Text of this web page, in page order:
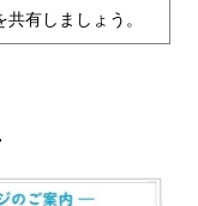
有しましょう。